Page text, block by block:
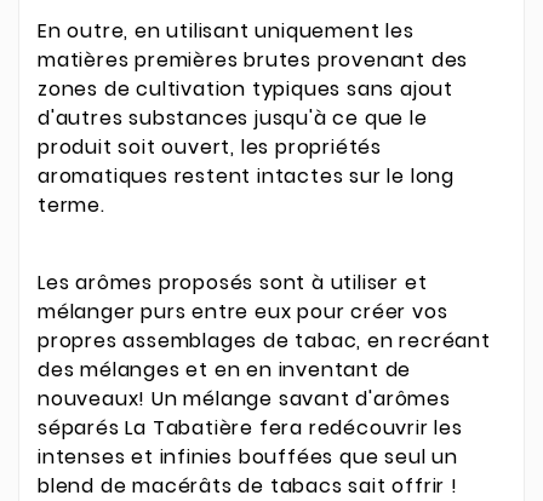
En outre, en utilisant uniquement les
matières premières brutes provenant des
zones de cultivation typiques sans ajout
d'autres substances jusqu'à ce que le
produit soit ouvert, les propriétés
aromatiques restent intactes sur le long
terme.
Les arômes proposés sont à utiliser et
mélanger purs entre eux pour créer vos
propres assemblages de tabac, en recréant
des mélanges et en en inventant de
nouveaux! Un mélange savant d'arômes
séparés La Tabatière fera redécouvrir les
intenses et infinies bouffées que seul un
blend de macérâts de tabacs sait offrir !